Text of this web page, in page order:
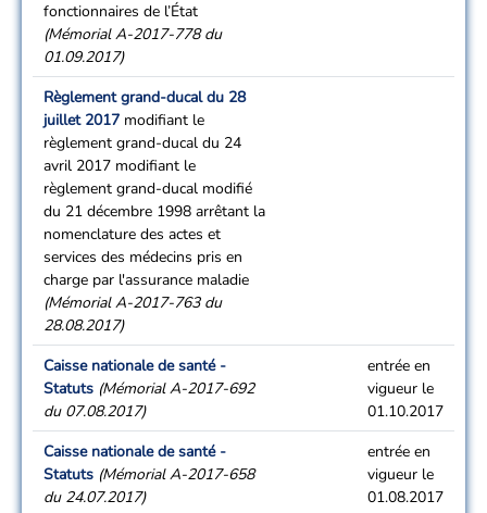
fonctionnaires de l’État
(Mémorial A-2017-778 du
01.09.2017)
Règlement grand-ducal du 28
juillet 2017 modifiant le
règlement grand-ducal du 24
avril 2017 modifiant le
règlement grand-ducal modifié
du 21 décembre 1998 arrêtant la
nomenclature des actes et
services des médecins pris en
charge par l'assurance maladie
(Mémorial A-2017-763 du
28.08.2017)
Caisse nationale de santé -
Statuts (Mémorial A-2017-692
du 07.08.2017)
entrée en
vigueur le
01.10.2017
Caisse nationale de santé -
Statuts (Mémorial A-2017-658
du 24.07.2017)
entrée en
vigueur le
01.08.2017